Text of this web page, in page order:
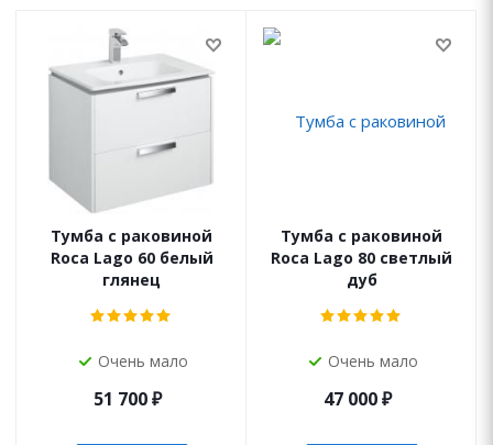
Тумба с раковиной
Roca Lago 60 белый
глянец
Очень мало
51 700₽
Тумба с раковиной
Roca Lago 80 светлый
дуб
Очень мало
47 000₽